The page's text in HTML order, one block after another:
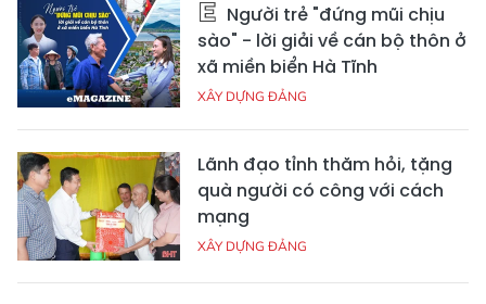
Người trẻ "đứng mũi chịu
sào" - lời giải về cán bộ thôn ở
xã miền biển Hà Tĩnh
XÂY DỰNG ĐẢNG
Lãnh đạo tỉnh thăm hỏi, tặng
quà người có công với cách
mạng
XÂY DỰNG ĐẢNG